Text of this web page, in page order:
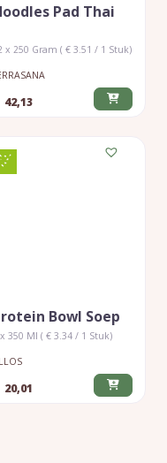
Pad Thai
x 250 Gram ( € 3.51 / 1 Stuk)
42,13
Bowl Soep
350 Ml ( € 3.34 / 1 Stuk)
20,01